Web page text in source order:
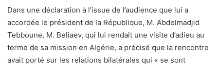
Dans une déclaration à l’issue de l’audience que lui a
accordée le président de la République, M. Abdelmadjid
Tebboune, M. Beliaev, qui lui rendait une visite d’adieu au
terme de sa mission en Algérie, a précisé que la rencontre
avait porté sur les relations bilatérales qui « se sont